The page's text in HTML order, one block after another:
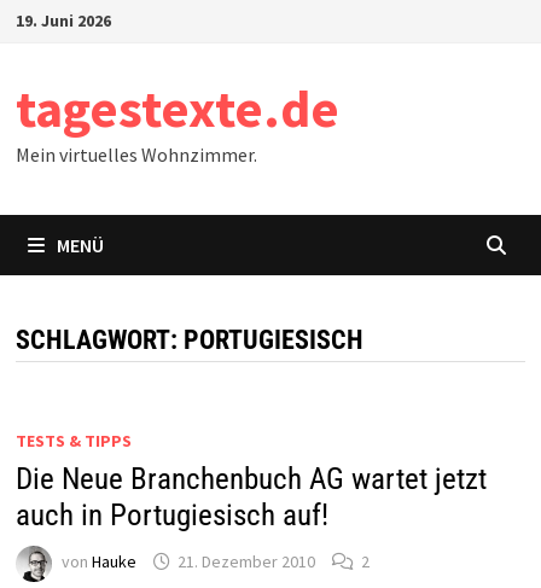
Zum19. Juni 2026
tagestexte.de
Mein virtuelles Wohnzimmer.
MENÜ
SCHLAGWORT: PORTUGIESISCH
TESTS & TIPPS
Die Neue Branchenbuch AG wartet jetzt
auch in Portugiesisch auf!
von Hauke 21. Dezember 2010 2